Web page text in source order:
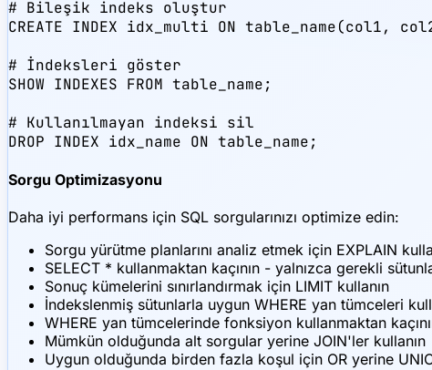
# Bileşik indeks oluştur
CREATE INDEX idx_multi ON table_name(col1,
# İndeksleri göster
SHOW INDEXES FROM table_name;
# Kullanılmayan indeksi sil
DROP INDEX idx_name ON table_name;
Sorgu Optimizasyonu
Daha iyi performans için SQL sorgularınızı optimize edin:
Sorgu yürütme planlarını analiz etmek için EXPLAIN
SELECT * kullanmaktan kaçının - yalnızca gerekli
Sonuç kümelerini sınırlandırmak için LIMIT kullanın
İndekslenmiş sütunlarla uygun WHERE yan tümceleri
WHERE yan tümcelerinde fonksiyon kullanmaktan
Mümkün olduğunda alt sorgular yerine JOIN'ler kullanın
Uygun olduğunda birden fazla koşul için OR yerine